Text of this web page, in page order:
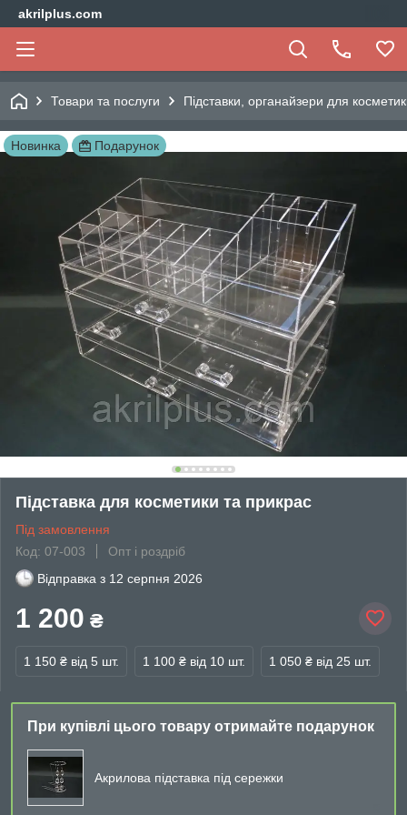
akrilplus.com
Товари та послуги Підставки, органайзери для
Новинка Подарунок
Підставка для косметики та прикрас
Під замовлення
Код: 07-003
Опт і роздріб
Відправка з 12 серпня 2026
1 200 ₴
1 150 ₴ від 5 шт. 1 100 ₴ від 10 шт. 1 050 ₴ від 25 шт.
При купівлі цього товару отримайте подарунок
Акрилова підставка під сережки